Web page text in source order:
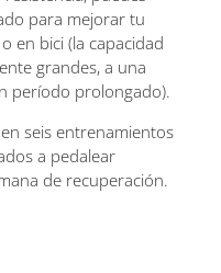
para mejorar tu
en bici (la capacidad
grandes, a una
período prolongado).
seis entrenamientos
a pedalear
de recuperación.